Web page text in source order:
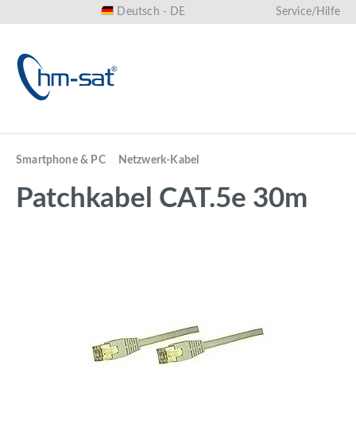
Deutsch - DE Service/Hilfe
Smartphone & PC Netzwerk-Kabel
Patchkabel CAT.5e 30m